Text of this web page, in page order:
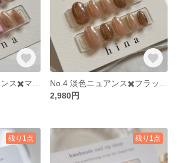
2,980円
残り1点 残り1点